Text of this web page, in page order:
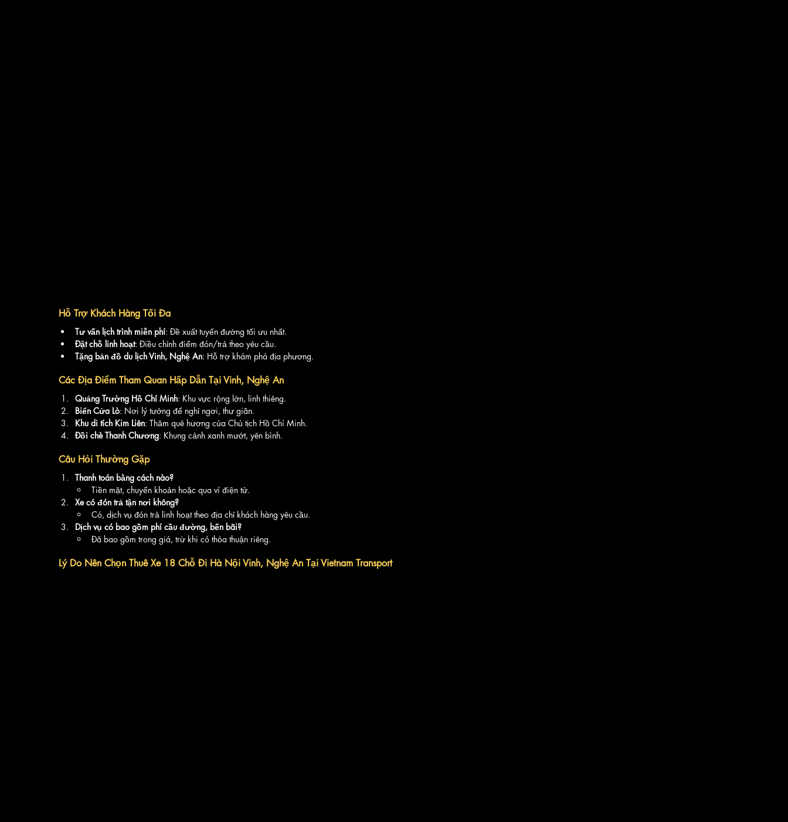
Hỗ Trợ Khách Hàng Tối Đa
Tư vấn lịch trình miễn phí: Đề xuất tuyến đường tối ưu nhất.
Đặt chỗ linh hoạt: Điều chỉnh điểm đón/trả theo yêu cầu.
Tặng bản đồ du lịch Vinh, Nghệ An: Hỗ trợ khám phá địa phương.
Các Địa Điểm Tham Quan Hấp Dẫn Tại Vinh, Nghệ An
Quảng Trường Hồ Chí Minh: Khu vực rộng lớn, linh thiêng.
Biển Cửa Lò: Nơi lý tưởng để nghỉ ngơi, thư giãn.
Khu di tích Kim Liên: Thăm quê hương của Chủ tịch Hồ Chí Minh.
Đồi chè Thanh Chương: Khung cảnh xanh mướt, yên bình.
Câu Hỏi Thường Gặp
Thanh toán bằng cách nào?
Tiền mặt, chuyển khoản hoặc qua ví điện tử.
Xe có đón trả tận nơi không?
Có, dịch vụ đón trả linh hoạt theo địa chỉ khách hàng yêu cầu.
Dịch vụ có bao gồm phí cầu đường, bến bãi?
Đã bao gồm trong giá, trừ khi có thỏa thuận riêng.
Lý Do Nên Chọn Thuê Xe 18 Chỗ Đi Hà Nội Vinh, Nghệ An Tại Vietnam Transport